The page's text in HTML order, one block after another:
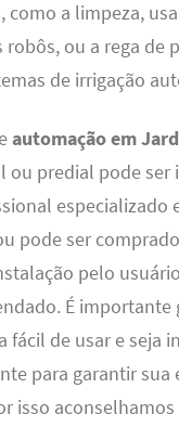
como a limpeza,
robôs, ou a rega de
de irrigação
automação em
ou predial pode ser
especializado
pode ser
pelo
É importante
fácil de usar e seja
para garantir sua
isso